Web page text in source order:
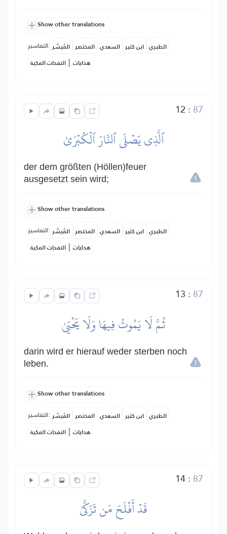
Show other translations
التفاسير: المُيسَّر المختصر السعدي ابن كثير الطبري
النفحات المكية | هدايات
12 : 87
ٱلَّذِي يَصۡلَى ٱلنَّارَ ٱلۡكُبۡرَىٰ
der dem größten (Höllen)feuer
ausgesetzt sein wird;
Show other translations
التفاسير: المُيسَّر المختصر السعدي ابن كثير الطبري
النفحات المكية | هدايات
13 : 87
ثُمَّ لَا يَمُوتُ فِيهَا وَلَا يَحۡيَىٰ
darin wird er hierauf weder sterben noch
leben.
Show other translations
التفاسير: المُيسَّر المختصر السعدي ابن كثير الطبري
النفحات المكية | هدايات
14: 87
قَدۡ أَفۡلَحَ مَن تَزَكَّىٰ